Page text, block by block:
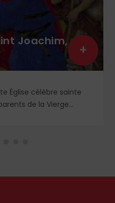
Joachim,
Église célèbre sainte
de la Vierge
célèbre par sa piété
+